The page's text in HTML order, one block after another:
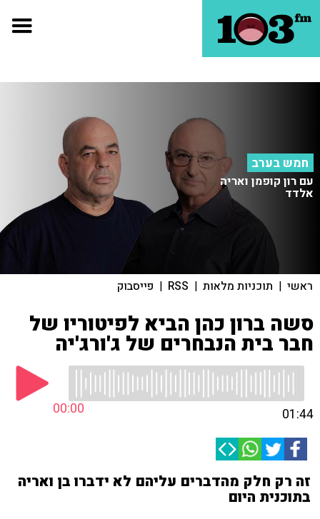
חמש בערב
עם רון קופמן ואריה
אלדד
ראשי | תוכניות מלאות |
RSS
| פייסבוק
סשה ברון כהן הביא לפיטוריו של
חבר בית הנבחרים של ג'ורג'יה
00:00 01:44
זה רק חלק מהדברים עליהם לא ידברו בן ואריה
בתוכנית היום